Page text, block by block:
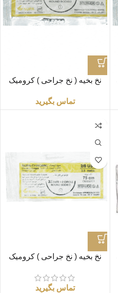
نخ بخیه ( نخ جراحی ) کرومیک
تماس بگیرید
نخ بخیه ( نخ جراحی ) کرومیک
تماس بگیرید